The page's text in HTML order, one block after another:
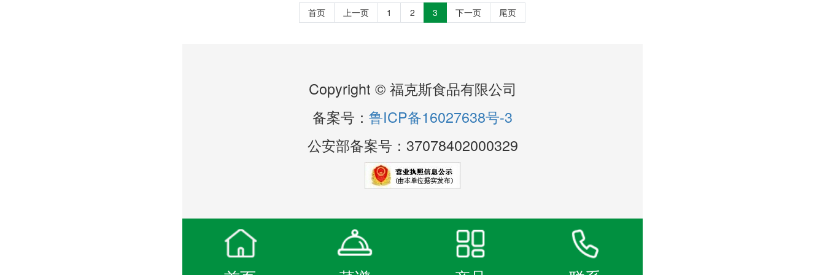
首页 上一页 1 2 3 下一页 尾页
Copyright © 福克斯食品有限公司
备案号： 鲁ICP备16027638号-3
公安部备案号：37078402000329